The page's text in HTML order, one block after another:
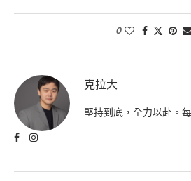
0
克拉大
堅持到底，全力以赴。